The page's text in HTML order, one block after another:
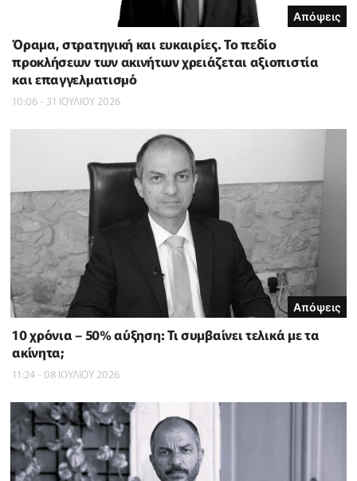
Απόψεις
Όραμα, στρατηγική και ευκαιρίες. Το πεδίο
προκλήσεων των ακινήτων χρειάζεται αξιοπιστία
και επαγγελµατισµό
10:06 - 31 ΙΟΥΛΙΟΥ 2026
Απόψεις
10 χρόνια – 50% αύξηση: Τι συμβαίνει τελικά με τα
ακίνητα;
11:24 - 08 ΙΟΥΛΙΟΥ 2026